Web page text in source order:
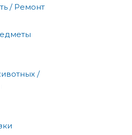
/ Ремонт
/